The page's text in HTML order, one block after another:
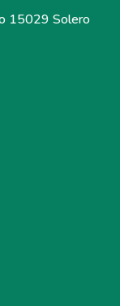
15029 Solero